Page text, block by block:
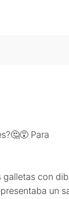
Para
con
un